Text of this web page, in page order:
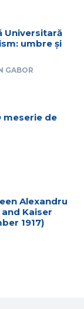
Universitară
umbre și
GABOR
meserie de
Alexandru
Kaiser
1917)